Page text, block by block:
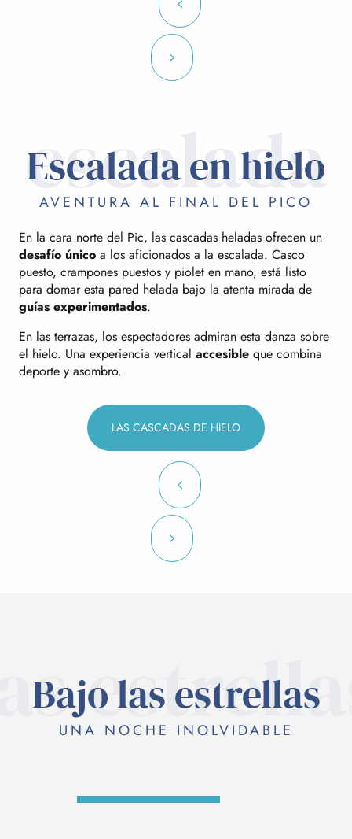
escalada
Escalada en hielo
AVENTURA AL FINAL DEL PICO
En la cara norte del Pic, las cascadas heladas ofrecen un
desafío único a los aficionados a la escalada. Casco
puesto, crampones puestos y piolet en mano, está listo
para domar esta pared helada bajo la atenta mirada de
guías experimentados.
En las terrazas, los espectadores admiran esta danza sobre
el hielo. Una experiencia vertical accesible que combina
deporte y asombro.
LAS CASCADAS DE HIELO
Bajo las estrellas
UNA NOCHE INOLVIDABLE